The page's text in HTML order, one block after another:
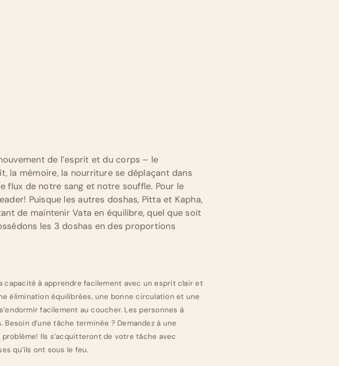
de l’esprit et du corps – le
la mémoire, la nourriture se déplaçant dans
flux de notre sang et notre souffle. Pour le
Puisque les autres doshas, ​​Pitta et Kapha,
de maintenir Vata en équilibre, quel que soit
les 3 doshas en des proportions
capacité à apprendre facilement avec un esprit clair et
élimination équilibrées, une bonne circulation et une
facilement au coucher. Les personnes à
d’une tâche terminée ? Demandez à une
Ils s’acquitteront de votre tâche avec
qu’ils ont sous le feu.